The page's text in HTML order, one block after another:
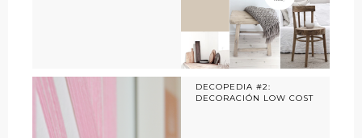
DECOPEDIA #2:
DECORACIÓN LOW COST